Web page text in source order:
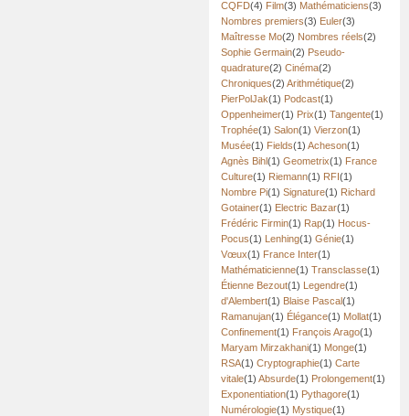
CQFD(4) Film(3) Mathématiciens(3)
Nombres premiers(3) Euler(3)
Maîtresse Mo(2) Nombres réels(2)
Sophie Germain(2) Pseudo-
quadrature(2) Cinéma(2)
Chroniques(2) Arithmétique(2)
PierPolJak(1) Podcast(1)
Oppenheimer(1) Prix(1) Tangente(1)
Trophée(1) Salon(1) Vierzon(1)
Musée(1) Fields(1) Acheson(1)
Agnès Bihl(1) Geometrix(1) France
Culture(1) Riemann(1) RFI(1)
Nombre Pi(1) Signature(1) Richard
Gotainer(1) Electric Bazar(1)
Frédéric Firmin(1) Rap(1) Hocus-
Pocus(1) Lenhing(1) Génie(1)
Vœux(1) France Inter(1)
Mathématicienne(1) Transclasse(1)
Étienne Bezout(1) Legendre(1)
d'Alembert(1) Blaise Pascal(1)
Ramanujan(1) Élégance(1) Mollat(1)
Confinement(1) François Arago(1)
Maryam Mirzakhani(1) Monge(1)
RSA(1) Cryptographie(1) Carte
vitale(1) Absurde(1) Prolongement(1)
Exponentiation(1) Pythagore(1)
Numérologie(1) Mystique(1)